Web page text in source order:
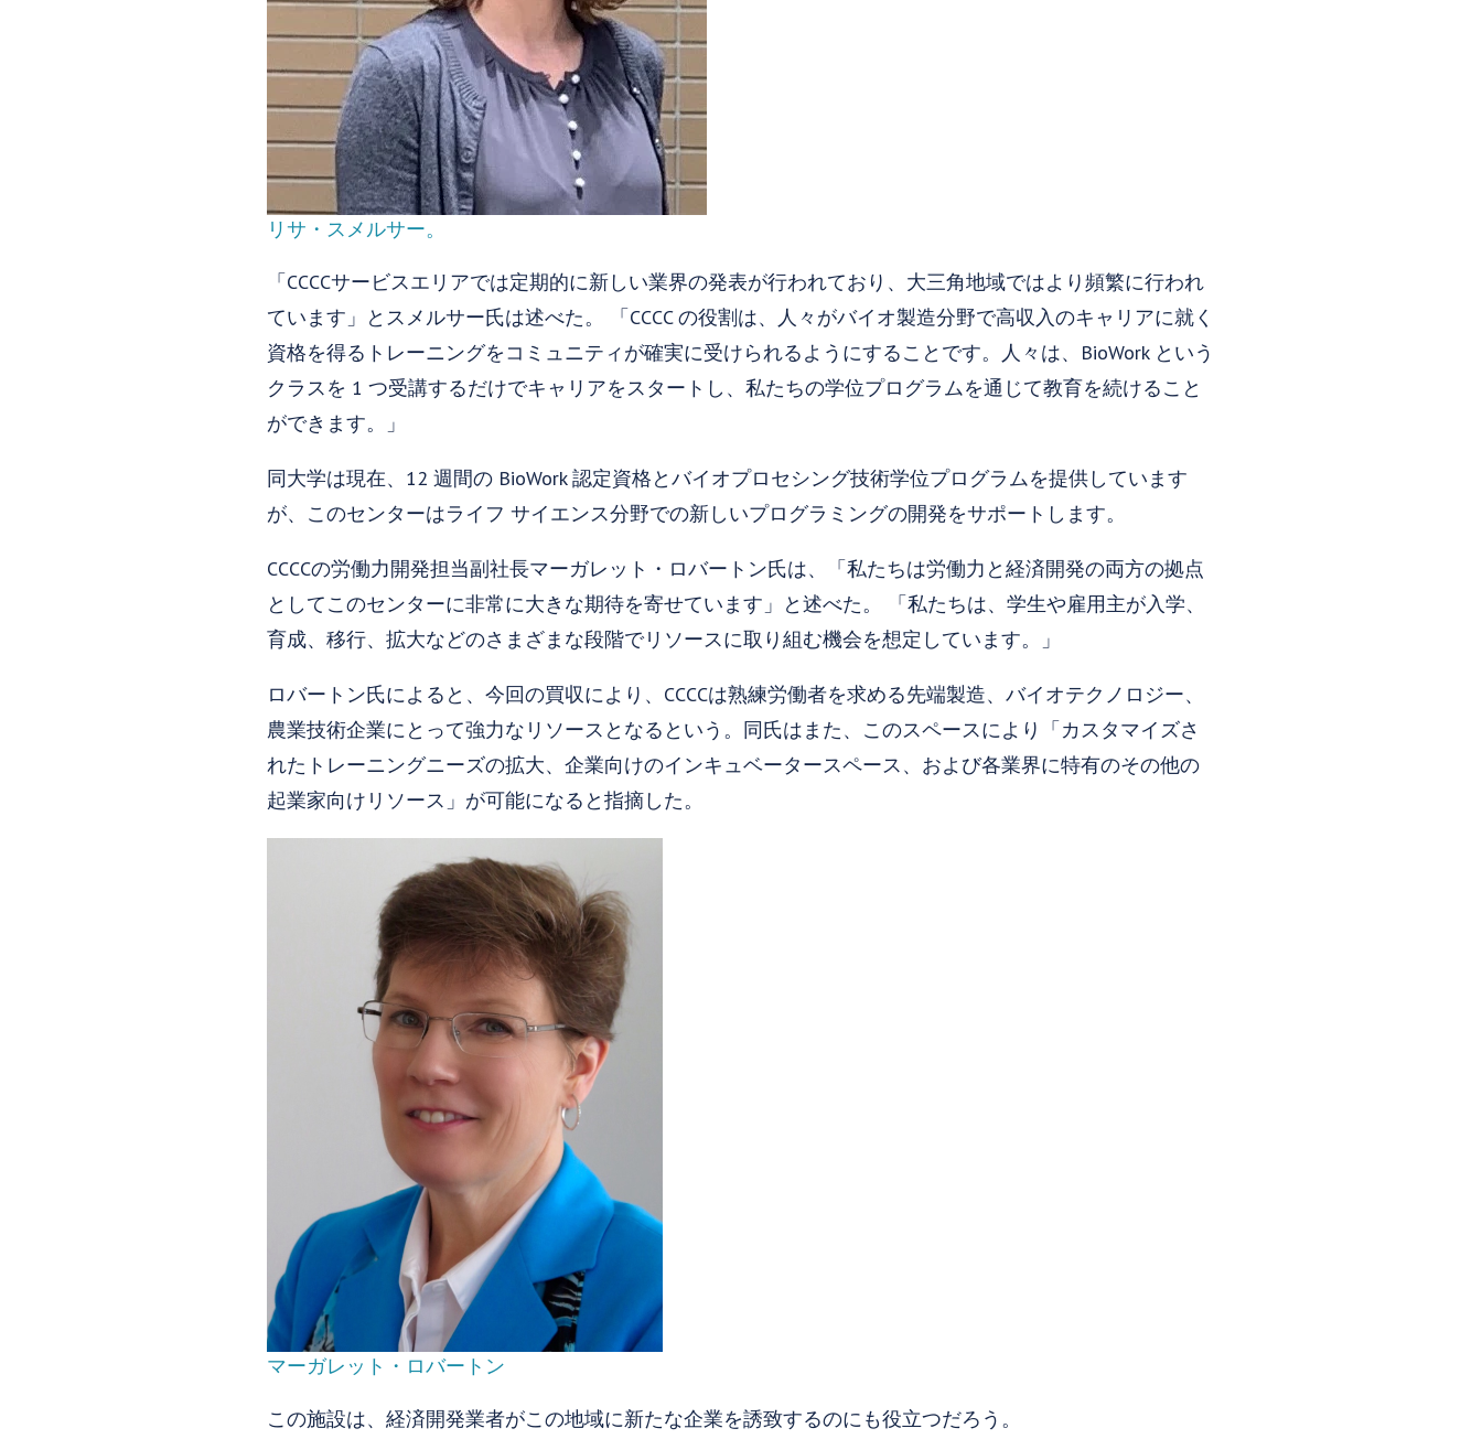
リサ・スメルサー。
「CCCCサービスエリアでは定期的に新しい業界の発表が行われており、大三角地域ではより頻繁に行われ
ています」とスメルサー氏は述べた。 「CCCC の役割は、人々がバイオ製造分野で高収入のキャリアに就く
資格を得るトレーニングをコミュニティが確実に受けられるようにすることです。人々は、BioWork という
クラスを 1 つ受講するだけでキャリアをスタートし、私たちの学位プログラムを通じて教育を続けること
ができます。」
同大学は現在、12 週間の BioWork 認定資格とバイオプロセシング技術学位プログラムを提供しています
が、このセンターはライフ サイエンス分野での新しいプログラミングの開発をサポートします。
CCCCの労働力開発担当副社長マーガレット・ロバートン氏は、「私たちは労働力と経済開発の両方の拠点
としてこのセンターに非常に大きな期待を寄せています」と述べた。 「私たちは、学生や雇用主が入学、
育成、移行、拡大などのさまざまな段階でリソースに取り組む機会を想定しています。」
ロバートン氏によると、今回の買収により、CCCCは熟練労働者を求める先端製造、バイオテクノロジー、
農業技術企業にとって強力なリソースとなるという。同氏はまた、このスペースにより「カスタマイズさ
れたトレーニングニーズの拡大、企業向けのインキュベータースペース、および各業界に特有のその他の
起業家向けリソース」が可能になると指摘した。
マーガレット・ロバートン
この施設は、経済開発業者がこの地域に新たな企業を誘致するのにも役立つだろう。